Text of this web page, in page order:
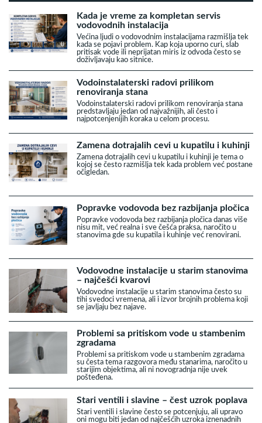
Kada je vreme za kompletan servis
vodovodnih instalacija
Većina ljudi o vodovodnim instalacijama razmišlja tek
kada se pojavi problem. Kap koja uporno curi, slab
pritisak vode ili neprijatan miris iz odvoda često se
doživljavaju kao sitnice.
Vodoinstalaterski radovi prilikom
renoviranja stana
Vodoinstalaterski radovi prilikom renoviranja stana
predstavljaju jedan od najvažnijih, ali često i
najpotcenjenijih koraka u celom procesu.
Zamena dotrajalih cevi u kupatilu i kuhinji
Zamena dotrajalih cevi u kupatilu i kuhinji je tema o
kojoj se često razmišlja tek kada problem već postane
očigledan.
Popravke vodovoda bez razbijanja pločica
Popravke vodovoda bez razbijanja pločica danas više
nisu mit, već realna i sve češća praksa, naročito u
stanovima gde su kupatila i kuhinje već renovirani.
Vodovodne instalacije u starim stanovima
– najčešći kvarovi
Vodovodne instalacije u starim stanovima često su
tihi svedoci vremena, ali i izvor brojnih problema koji
se javljaju bez najave.
Problemi sa pritiskom vode u stambenim
zgradama
Problemi sa pritiskom vode u stambenim zgradama
su česta tema razgovora među stanarima, naročito u
starijim objektima, ali ni novogradnja nije uvek
pošteđena.
Stari ventili i slavine – čest uzrok poplava
Stari ventili i slavine često se potcenjuju, ali upravo
oni mogu biti jedan od najčešćih uzroka iznenadnih